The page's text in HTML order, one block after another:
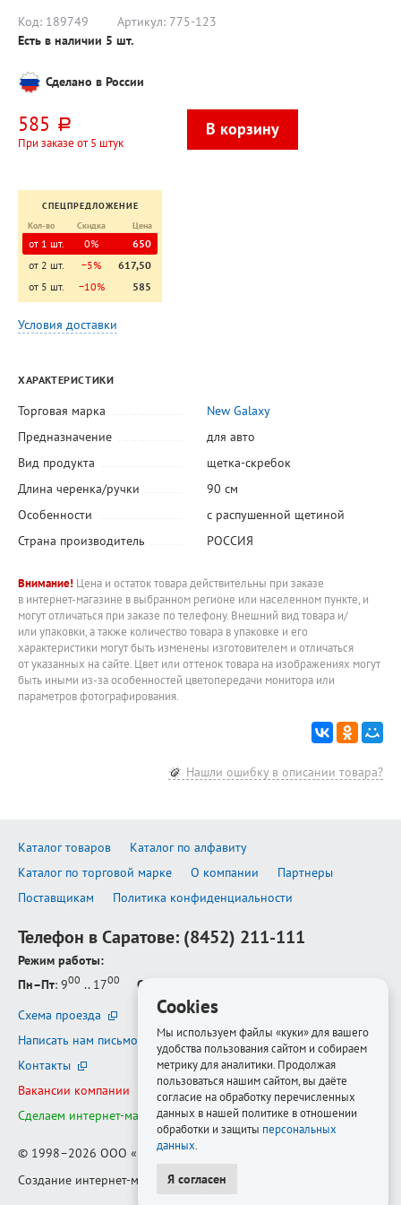
Код: 189749 Артикул: 775-123
Есть в наличии 5 шт.
Сделано в России
585 руб.
При заказе от 5 штук
СПЕЦПРЕДЛОЖЕНИЕ
Кол-во
Скидка Цена
от 1 шт. 0%
650
от 2 шт.
−5%
617,50
от 5 шт.
−10% 585
Условия доставки
ХАРАКТЕРИСТИКИ
Торговая марка
New Galaxy
Предназначение
для авто
Вид продукта
щетка-скребок
Длина черенка/ручки
90 см
Особенности
с распушенной щетиной
Страна производитель
РОССИЯ
Внимание! Цена и остаток товара действительны при заказе
в интернет-магазине в выбранном регионе или населенном пункте, и
могут отличаться при заказе по телефону. Внешний вид товара и/
или упаковки, а также количество товара в упаковке и его
характеристики могут быть изменены изготовителем и отличаться
от указанных на сайте. Цвет или оттенок товара на изображениях могут
быть иными из-за особенностей цветопередачи монитора или
параметров фотографирования.
Нашли ошибку в описании товара?
Каталог товаров
Каталог по алфавиту
Каталог по торговой марке
О компании
Партнеры
Поставщикам
Политика конфиденциальности
Телефон в Саратове: (8452) 211-111
Режим работы:
Пн–Пт: 900 .. 1700 Сб–Вс
Схема проезда
Написать нам письмо
Контакты
Вакансии компании
Сделаем интернет-магазин ещё лучше
© 1998–2026 ООО «Белфорт-РМ»
Создание интернет-магазина—Медиапродукт
Cookies
Мы используем файлы «куки» для вашего
удобства пользования сайтом и собираем
метрику для аналитики. Продолжая
пользоваться нашим сайтом, вы даёте
согласие на обработку перечисленных
данных в нашей политике в отношении
обработки и защиты персональных
данных
Я согласен